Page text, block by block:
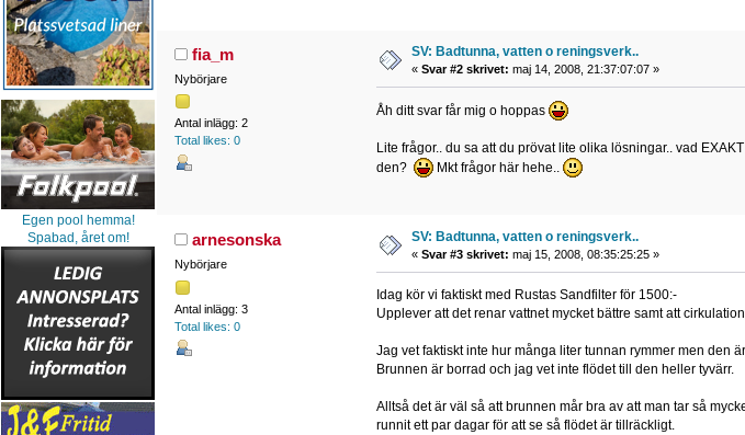
Egen pool hemma!
Spabad, året om!
fia_m
Nybörjare
Antal inlägg: 2
Total likes: 0
SV: Badtunna, vatten o reningsverk..
« Svar #2 skrivet: maj 14, 2008, 21:37:07:07 »
Åh ditt svar får mig o hoppas
Lite frågor.. du sa att du prövat lite olika lösningar.. vad
den?
Mkt frågor här hehe..
arnesonska
Nybörjare
Antal inlägg: 3
Total likes: 0
SV: Badtunna, vatten o reningsverk..
« Svar #3 skrivet: maj 15, 2008, 08:35:25:25 »
Idag kör vi faktiskt med Rustas Sandfilter för 1500:-
Upplever att det renar vattnet mycket bättre samt att
Jag vet faktiskt inte hur många liter tunnan rymmer men den
Brunnen är borrad och jag vet inte flödet till den heller tyvärr.
Alltså det är väl så att brunnen mår bra av att man tar så
runnit ett par dagar för att se så flödet är tillräckligt.